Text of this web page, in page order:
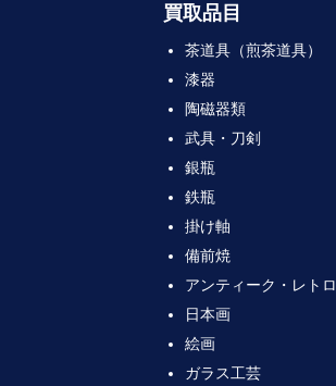
買取品目
茶道具（煎茶道具）
漆器
陶磁器類
武具・刀剣
銀瓶
鉄瓶
掛け軸
備前焼
アンティーク・レトロ
日本画
絵画
ガラス工芸